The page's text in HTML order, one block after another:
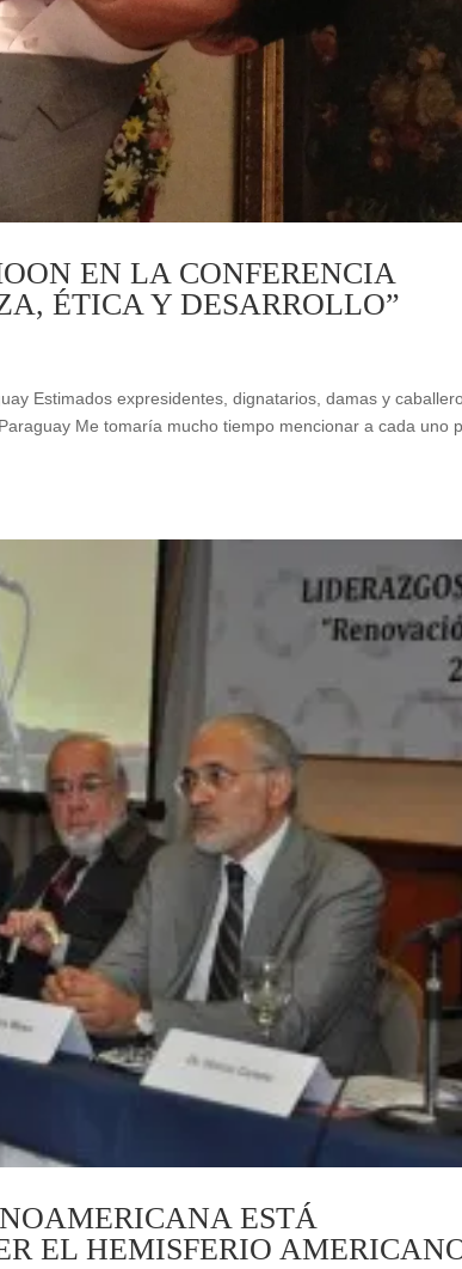
EN LA CONFERENCIA
ÉTICA Y DESARROLLO”
Estimados expresidentes, dignatarios, damas y
Me tomaría mucho tiempo mencionar a cada uno
ESTÁ
EL HEMISFERIO